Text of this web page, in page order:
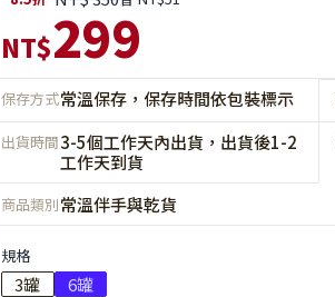
NT$299
保存方式常溫保存，保存時間依包裝標示
出貨時間3-5個工作天內出貨，出貨後1-2
工作天到貨
商品類別常溫伴手與乾貨
規格
3罐 6罐